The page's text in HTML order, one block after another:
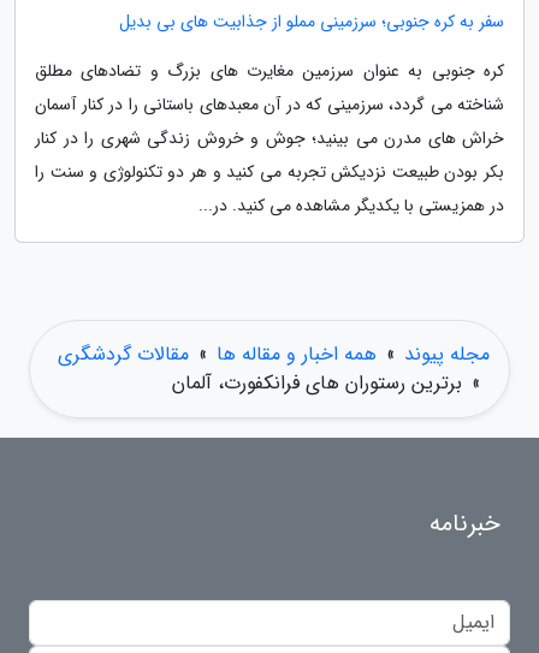
سفر به کره جنوبی؛ سرزمینی مملو از جذابیت های بی بدیل
کره جنوبی به عنوان سرزمین مغایرت های بزرگ و تضادهای مطلق
شناخته می گردد، سرزمینی که در آن معبدهای باستانی را در کنار آسمان
خراش های مدرن می بینید؛ جوش و خروش زندگی شهری را در کنار
بکر بودن طبیعت نزدیکش تجربه می کنید و هر دو تکنولوژی و سنت را
در همزیستی با یکدیگر مشاهده می کنید. در...
مجله پیوند » همه اخبار و مقاله ها » مقالات گردشگری
» برترین رستوران های فرانکفورت، آلمان
خبرنامه